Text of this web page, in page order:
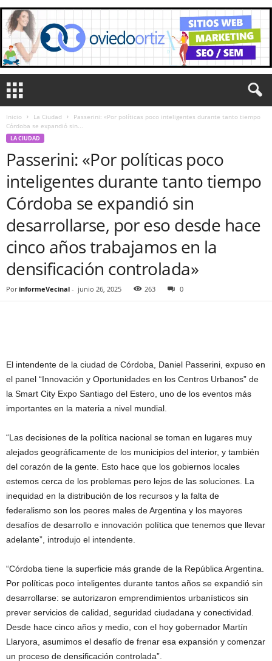
Inicio La Ciudad
Passerini: «Por políticas poco inteligentes durante tanto tiempo
Córdoba se expandió sin...
LA CIUDAD
Passerini: «Por políticas poco
inteligentes durante tanto tiempo
Córdoba se expandió sin
desarrollarse, por eso desde hace
cinco años trabajamos en la
densificación controlada»
Por informeVecinal - junio 26, 2025 263 0
El intendente de la ciudad de Córdoba, Daniel Passerini, expuso en
el panel “Innovación y Oportunidades en los Centros Urbanos” de
la Smart City Expo Santiago del Estero, uno de los eventos más
importantes en la materia a nivel mundial.
“Las decisiones de la política nacional se toman en lugares muy
alejados geográficamente de los municipios del interior, y también
del corazón de la gente. Esto hace que los gobiernos locales
estemos cerca de los problemas pero lejos de las soluciones. La
inequidad en la distribución de los recursos y la falta de
federalismo son los peores males de Argentina y los mayores
desafíos de desarrollo e innovación política que tenemos que llevar
adelante”, introdujo el intendente.
“Córdoba tiene la superficie más grande de la República Argentina.
Por políticas poco inteligentes durante tantos años se expandió sin
desarrollarse: se autorizaron emprendimientos urbanísticos sin
prever servicios de calidad, seguridad ciudadana y conectividad.
Desde hace cinco años y medio, con el hoy gobernador Martín
Llaryora, asumimos el desafío de frenar esa expansión y comenzar
un proceso de densificación controlada”.